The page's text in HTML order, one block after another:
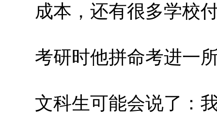
成本，还有很多学校
考研时他拼命考进一
文科生可能会说了：